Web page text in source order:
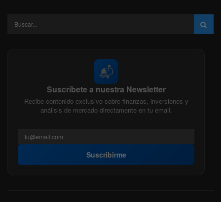
📬
Suscríbete a nuestra Newsletter
Recibe contenido exclusivo sobre finanzas, inversiones y
análisis de mercado directamente en tu email.
Suscribirme